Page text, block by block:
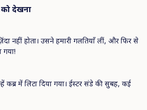
को देखना
नहीं होता। उसने हमारी गलतियाँ लीं, और फिर से
गया!
कब्र में लिटा दिया गया। ईस्टर संडे की सुबह, कई